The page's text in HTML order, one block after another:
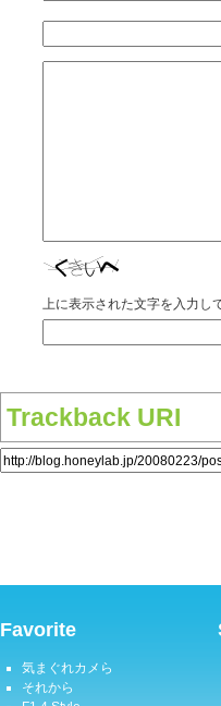
上に表示された文字を入力し
Trackback URI
Favorite
気まぐれカメら
それから